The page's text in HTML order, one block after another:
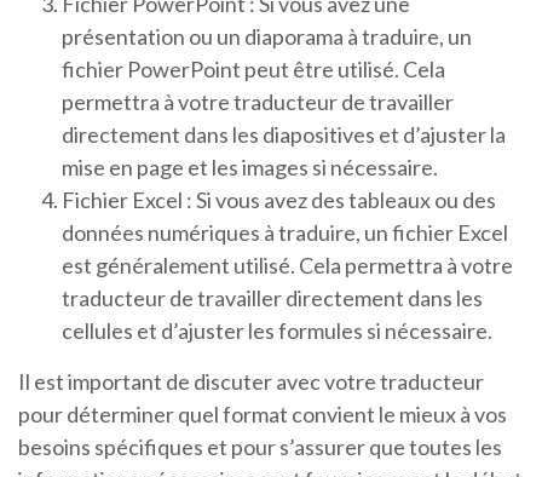
présentation ou un diaporama à traduire, un
fichier PowerPoint peut être utilisé. Cela
permettra à votre traducteur de travailler
directement dans les diapositives et d’ajuster la
mise en page et les images si nécessaire.
Fichier Excel : Si vous avez des tableaux ou des
données numériques à traduire, un fichier Excel
est généralement utilisé. Cela permettra à votre
traducteur de travailler directement dans les
cellules et d’ajuster les formules si nécessaire.
Il est important de discuter avec votre traducteur
pour déterminer quel format convient le mieux à vos
besoins spécifiques et pour s’assurer que toutes les